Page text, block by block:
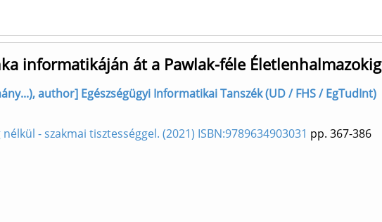
informatikáján át a Pawlak-féle Életlenhalmazokig
author] Egészségügyi Informatikai Tanszék (UD / FHS / EgTudInt)
- szakmai tisztességgel. (2021) ISBN:9789634903031 pp. 367-386